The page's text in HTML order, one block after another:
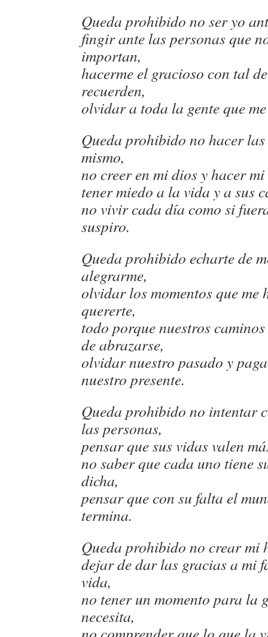
Queda prohibido no ser yo
fingir ante las personas que
importan,
hacerme el gracioso con tal
recuerden,
olvidar a toda la gente que
Queda prohibido no hacer
mismo,
no creer en mi dios y hacer
tener miedo a la vida y a sus
no vivir cada día como si
suspiro.
Queda prohibido echarte de
alegrarme,
olvidar los momentos que me
quererte,
todo porque nuestros
de abrazarse,
olvidar nuestro pasado y
nuestro presente.
Queda prohibido no intentar
las personas,
pensar que sus vidas valen
no saber que cada uno tiene
dicha,
pensar que con su falta el
termina.
Queda prohibido no crear mi
dejar de dar las gracias a mi
vida,
no tener un momento para la
necesita,